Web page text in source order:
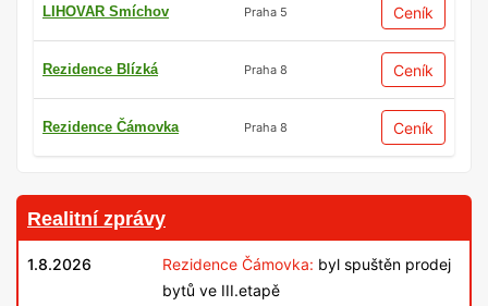
LIHOVAR Smíchov Praha 5 Ceník
Rezidence Blízká Praha 8 Ceník
Rezidence Čámovka Praha 8 Ceník
Realitní zprávy
1.8.2026 Rezidence Čámovka: byl spuštěn prodej
bytů ve III.etapě